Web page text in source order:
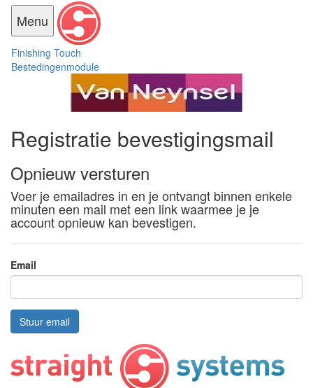
Toggle
navigation
Menu
Finishing Touch
Bestedingenmodule
Registratie bevestigingsmail
Opnieuw versturen
Voer je emailadres in en je ontvangt binnen enkele
minuten een mail met een link waarmee je je
account opnieuw kan bevestigen.
Email